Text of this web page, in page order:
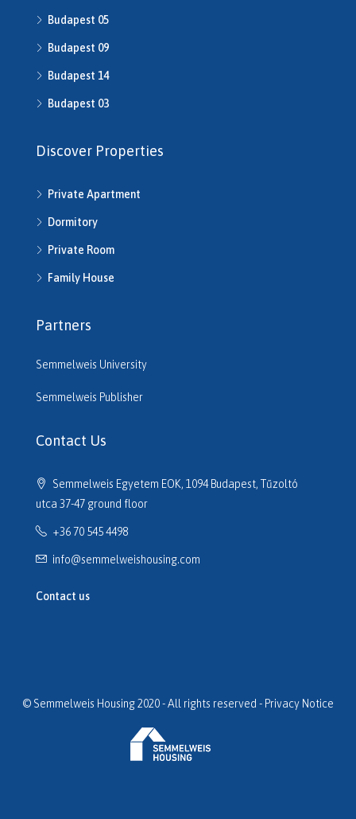
Budapest 05
Budapest 09
Budapest 14
Budapest 03
Discover Properties
Private Apartment
Dormitory
Private Room
Family House
Partners
Semmelweis University
Semmelweis Publisher
Contact Us
Semmelweis Egyetem EOK, 1094 Budapest, Tűzoltó
utca 37-47 ground floor
+36 70 545 4498
info@semmelweishousing.com
Contact us
© Semmelweis Housing 2020 - All rights reserved - Privacy Notice